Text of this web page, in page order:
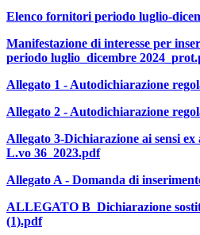
Elenco fornitori periodo luglio-
Manifestazione di interesse per
periodo luglio_dicembre
Allegato 1 - Autodichiarazione
Allegato 2 - Autodichiarazione
Allegato 3-Dichiarazione ai sensi ex
L.vo 36_2023.pdf
Allegato A - Domanda di
ALLEGATO B_Dichiarazione
(1).pdf